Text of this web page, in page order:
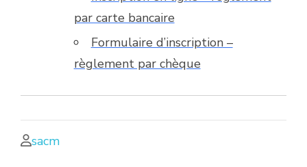
par carte bancaire
Formulaire d’inscription –
règlement par chèque
sacm